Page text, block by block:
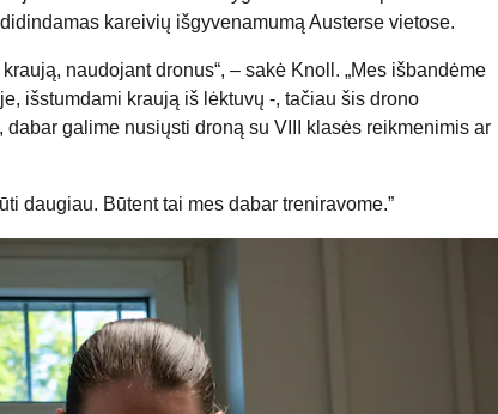
kareivių išgyvenamumą Austerse vietose.
naudojant dronus“, – sakė Knoll. „Mes išbandėme
išstumdami kraują iš lėktuvų -, tačiau šis drono
galime nusiųsti droną su VIII klasės reikmenimis ar
daugiau. Būtent tai mes dabar treniravome.”